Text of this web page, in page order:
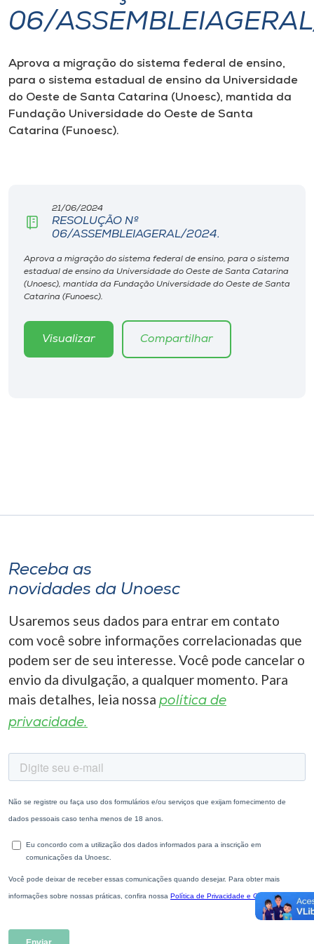
I.nova
Diplomados
Cultura
Editora
Rádio
Museu
06/
Aprova a migração do sistema federal de ensino,
para o sistema estadual de ensino da Universidade
do Oeste de Santa Catarina (Unoesc), mantida da
Fundação Universidade do Oeste de Santa
Catarina (Funoesc).
21/06/2024
RESOLUÇÃO Nº
06/ASSEMBLEIAGERAL/2024.
Aprova a migração do sistema federal de ensino, para o sistema
estadual de ensino da Universidade do Oeste de Santa Catarina
(Unoesc), mantida da Fundação Universidade do Oeste de Santa
Catarina (Funoesc).
Visualizar Compartilhar
Receba as
novidades da Unoesc
Usaremos seus dados para entrar em contato
com você sobre informações correlacionadas que
podem ser de seu interesse. Você pode cancelar o
envio da divulgação, a qualquer momento. Para
mais detalhes, leia nossa política de
privacidade.